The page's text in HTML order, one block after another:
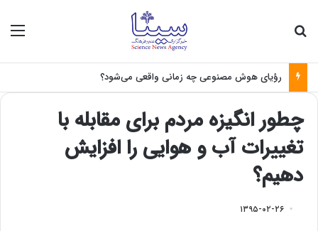
رؤیای هوش مصنوعی چه زمانی واقعی می‌شود؟
چطور انگیزه مردم برای مقابله با
تغییرات آب و هوایی را افزایش
دهیم؟
۱۳۹۵-۰۲-۲۶